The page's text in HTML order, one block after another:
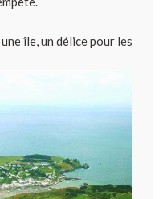
île, un délice pour les